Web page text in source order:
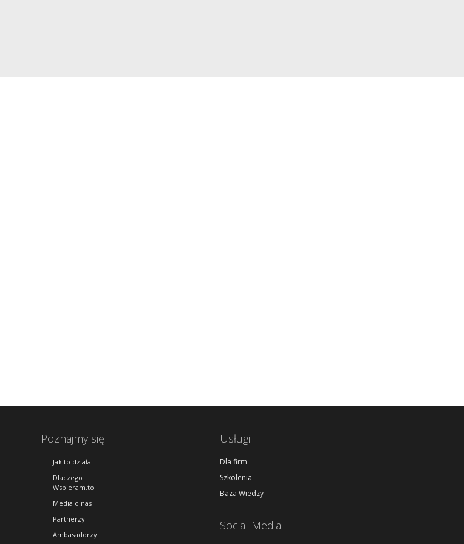
Poznajmy się
Jak to działa
Dlaczego
Wspieram.to
Media o nas
Partnerzy
Ambasadorzy
Usługi
Dla firm
Szkolenia
Baza Wiedzy
Social Media